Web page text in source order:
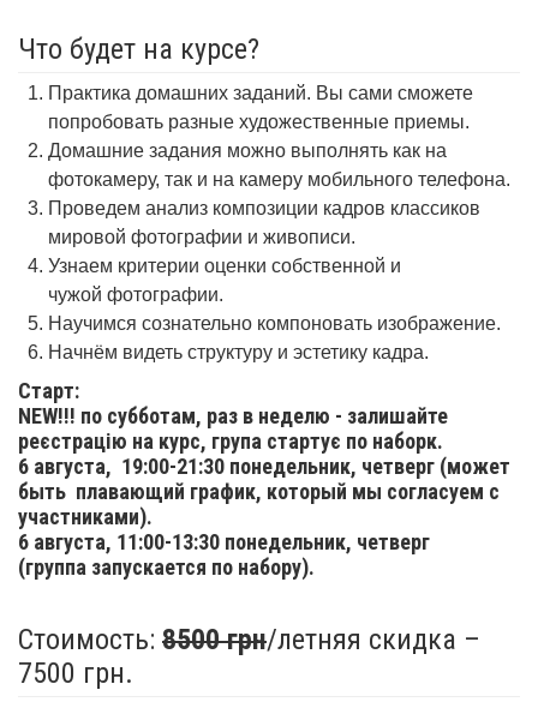
Что будет на курсе?
Практика домашних заданий. Вы сами сможете
попробовать разные художественные приемы.
Домашние задания можно выполнять как на
фотокамеру, так и на камеру мобильного телефона.
Проведем анализ композиции кадров классиков
мировой фотографии и живописи.
Узнаем критерии оценки собственной и
чужой фотографии.
Научимся сознательно компоновать изображение.
Начнём видеть структуру и эстетику кадра.
Старт:
NEW!!! по субботам, раз в неделю - залишайте
реєстрацію на курс, група стартує по наборк.
6 августа, 19:00-21:30 понедельник, четверг (может
быть плавающий график, который мы согласуем с
участниками).
6 августа, 11:00-13:30 понедельник, четверг
(группа запускается по набору).
Стоимость: 8500 грн/летняя скидка –
7500 грн.